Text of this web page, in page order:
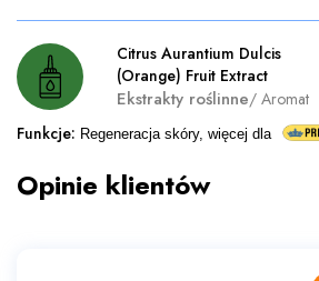
Citrus Aurantium Dulcis
(Orange) Fruit Extract
Ekstrakty roślinne/ Aromat
Funkcje: Regeneracja skóry, więcej dla
Opinie klientów